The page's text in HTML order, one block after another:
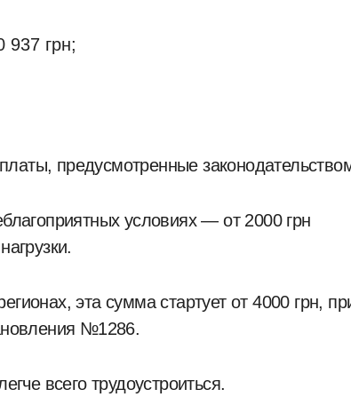
937 грн;
предусмотренные
условиях — от 2000 грн
эта сумма стартует от 4000 грн,
№1286.
всего трудоустроиться.